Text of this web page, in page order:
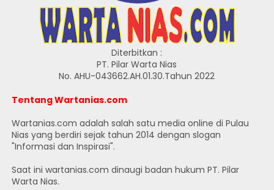
Diterbitkan :
PT. Pilar Warta Nias
No. AHU-043662.AH.01.30.Tahun 2022
Tentang Wartanias.com
Wartanias.com adalah salah satu media online di Pulau
Nias yang berdiri sejak tahun 2014 dengan slogan
"Informasi dan Inspirasi".
Saat ini wartanias.com dinaugi badan hukum PT. Pilar
Warta Nias.